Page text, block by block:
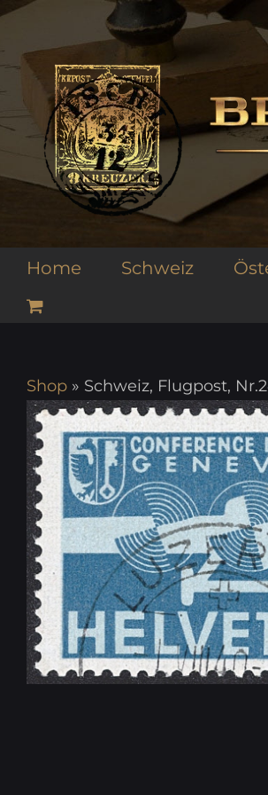
Zum
springen
Home Schweiz
Shop » Schweiz, Flugpost,